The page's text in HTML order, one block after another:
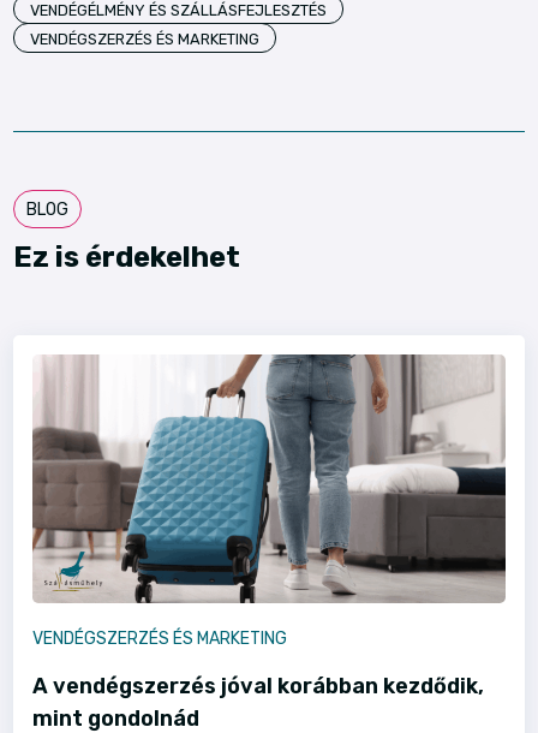
VENDÉGÉLMÉNY ÉS SZÁLLÁSFEJLESZTÉS
VENDÉGSZERZÉS ÉS MARKETING
BLOG
Ez is érdekelhet
VENDÉGSZERZÉS ÉS MARKETING
A vendégszerzés jóval korábban kezdődik,
mint gondolnád